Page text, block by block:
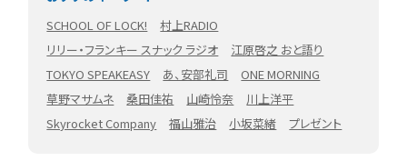
SCHOOL OF LOCK!
村上RADIO
リリー・フランキー スナック ラジオ
江原啓之 おと語り
TOKYO SPEAKEASY
あ、安部礼司
ONE MORNING
草野マサムネ
桑田佳祐 山崎怜奈
川上洋平
Skyrocket Company
福山雅治 小坂菜緒 プレゼント